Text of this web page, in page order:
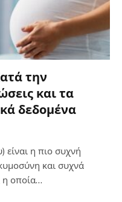
την
και τα
δεδομένα
είναι η πιο συχνή
και συχνά
η οποία…